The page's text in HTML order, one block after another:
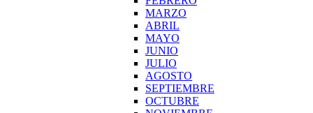
MARZO
ABRIL
MAYO
JUNIO
JULIO
AGOSTO
SEPTIEMBRE
OCTUBRE